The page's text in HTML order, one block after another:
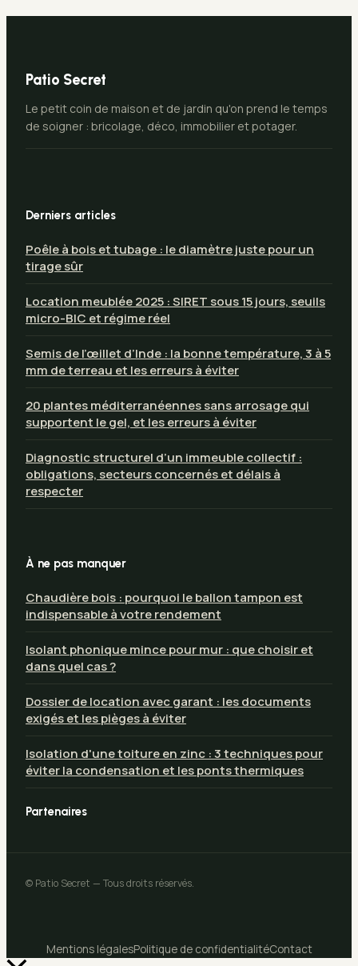
Patio Secret
Le petit coin de maison et de jardin qu'on prend le temps
de soigner : bricolage, déco, immobilier et potager.
Derniers articles
Poêle à bois et tubage : le diamètre juste pour un
tirage sûr
Location meublée 2025 : SIRET sous 15 jours, seuils
micro-BIC et régime réel
Semis de l’œillet d’Inde : la bonne température, 3 à 5
mm de terreau et les erreurs à éviter
20 plantes méditerranéennes sans arrosage qui
supportent le gel, et les erreurs à éviter
Diagnostic structurel d’un immeuble collectif :
obligations, secteurs concernés et délais à
respecter
À ne pas manquer
Chaudière bois : pourquoi le ballon tampon est
indispensable à votre rendement
Isolant phonique mince pour mur : que choisir et
dans quel cas ?
Dossier de location avec garant : les documents
exigés et les pièges à éviter
Isolation d'une toiture en zinc : 3 techniques pour
éviter la condensation et les ponts thermiques
Partenaires
© Patio Secret — Tous droits réservés.
Mentions légalesPolitique de confidentialitéContact